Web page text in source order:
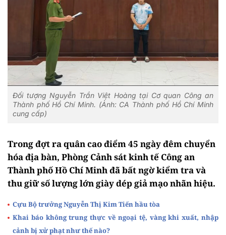
Đối tượng Nguyễn Trần Việt Hoàng tại Cơ quan Công an
Thành phố Hồ Chí Minh. (Ảnh: CA Thành phố Hồ Chí Minh
cung cấp)
Trong đợt ra quân cao điểm 45 ngày đêm chuyển
hóa địa bàn, Phòng Cảnh sát kinh tế Công an
Thành phố Hồ Chí Minh đã bất ngờ kiểm tra và
thu giữ số lượng lớn giày dép giả mạo nhãn hiệu.
Cựu Bộ trưởng Nguyễn Thị Kim Tiến hầu tòa
Khai báo không trung thực về ngoại tệ, vàng khi xuất, nhập
cảnh bị xử phạt như thế nào?